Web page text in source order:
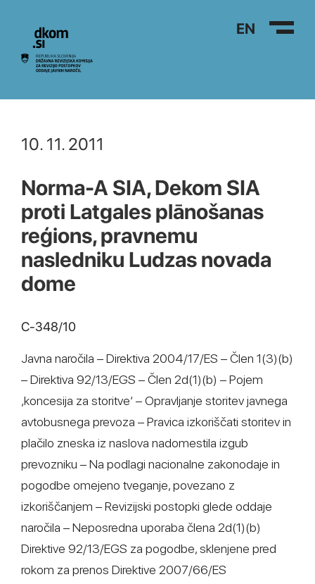
Na vsebino EN
10. 11. 2011
Norma-A SIA, Dekom SIA
proti Latgales plānošanas
reģions, pravnemu
nasledniku Ludzas novada
dome
C-348/10
Javna naročila – Direktiva 2004/17/ES – Člen 1(3)(b)
– Direktiva 92/13/EGS – Člen 2d(1)(b) – Pojem
‚koncesija za storitve‘ – Opravljanje storitev javnega
avtobusnega prevoza – Pravica izkoriščati storitev in
plačilo zneska iz naslova nadomestila izgub
prevozniku – Na podlagi nacionalne zakonodaje in
pogodbe omejeno tveganje, povezano z
izkoriščanjem – Revizijski postopki glede oddaje
naročila – Neposredna uporaba člena 2d(1)(b)
Direktive 92/13/EGS za pogodbe, sklenjene pred
rokom za prenos Direktive 2007/66/ES